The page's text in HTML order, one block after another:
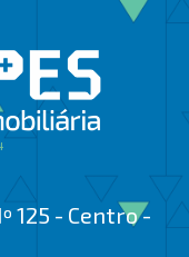
125 - Centro -